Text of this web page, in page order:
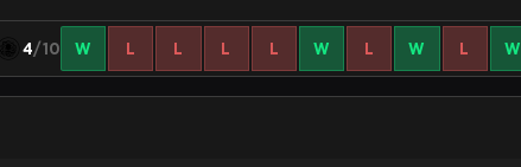
4/10 W L L L L W L W L W